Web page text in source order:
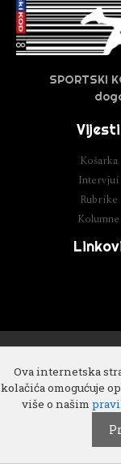
Ova internetska
kolačića omogućuje
više o našim
SPORTSKI
Vijesti
Košarka
Intervjui
Rubrike
Kolumne
Copyright 2018